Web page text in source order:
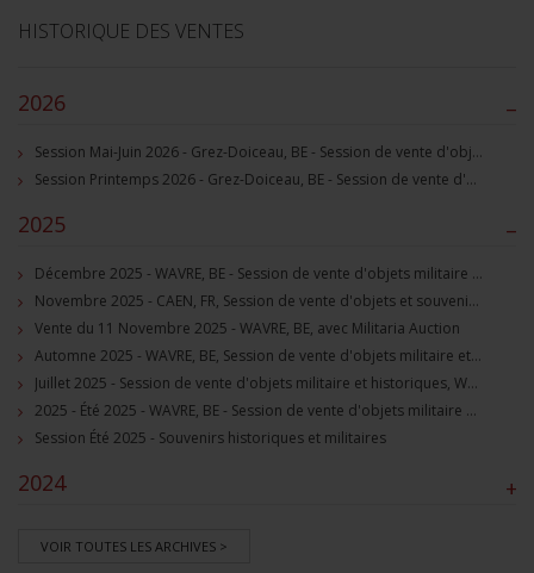
HISTORIQUE DES VENTES
–
2026
Session Mai-Juin 2026 - Grez-Doiceau, BE - Session de vente d'objets militaire et souvenirs historiques
Session Printemps 2026 - Grez-Doiceau, BE - Session de vente d'objets militaire et souvenirs historiques
–
2025
Décembre 2025 - WAVRE, BE - Session de vente d'objets militaire et souvenirs historiques
Novembre 2025 - CAEN, FR, Session de vente d'objets et souvenirs militaires
Vente du 11 Novembre 2025 - WAVRE, BE, avec Militaria Auction
Automne 2025 - WAVRE, BE, Session de vente d'objets militaire et souvenirs historiques
Juillet 2025 - Session de vente d'objets militaire et historiques, Wavre, BE
2025 - Été 2025 - WAVRE, BE - Session de vente d'objets militaire et souvenirs historiques
Session Été 2025 - Souvenirs historiques et militaires
+
2024
VOIR TOUTES LES ARCHIVES >